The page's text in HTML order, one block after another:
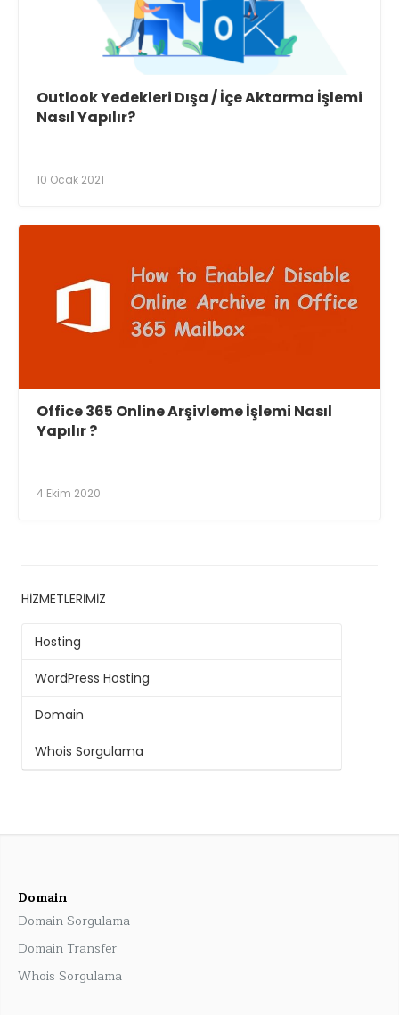
Outlook Yedekleri Dışa / İçe Aktarma İşlemi
Nasıl Yapılır?
10 Ocak 2021
Office 365 Online Arşivleme İşlemi Nasıl
Yapılır ?
4 Ekim 2020
HIZMETLERIMIZ
Hosting
WordPress Hosting
Domain
Whois Sorgulama
Domain
Domain Sorgulama
Domain Transfer
Whois Sorgulama